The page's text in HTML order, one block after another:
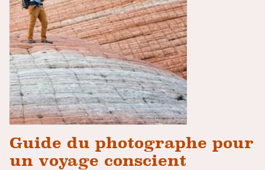
Guide du photographe pour
un voyage conscient